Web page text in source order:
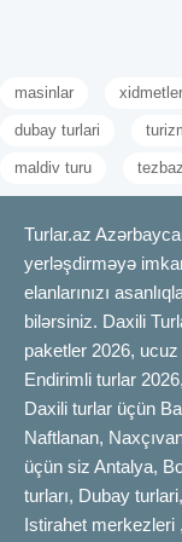
masinlar xidmetler
dubay turlari
maldiv turu
Turlar.az
yerləşdirməyə
elanlarınızı
bilərsiniz. Daxili
paketler 2026,
Endirimli turlar
Daxili turlar üçün
Naftlanan,
üçün siz Antalya,
turları, Dubay
Istirahet merkezleri